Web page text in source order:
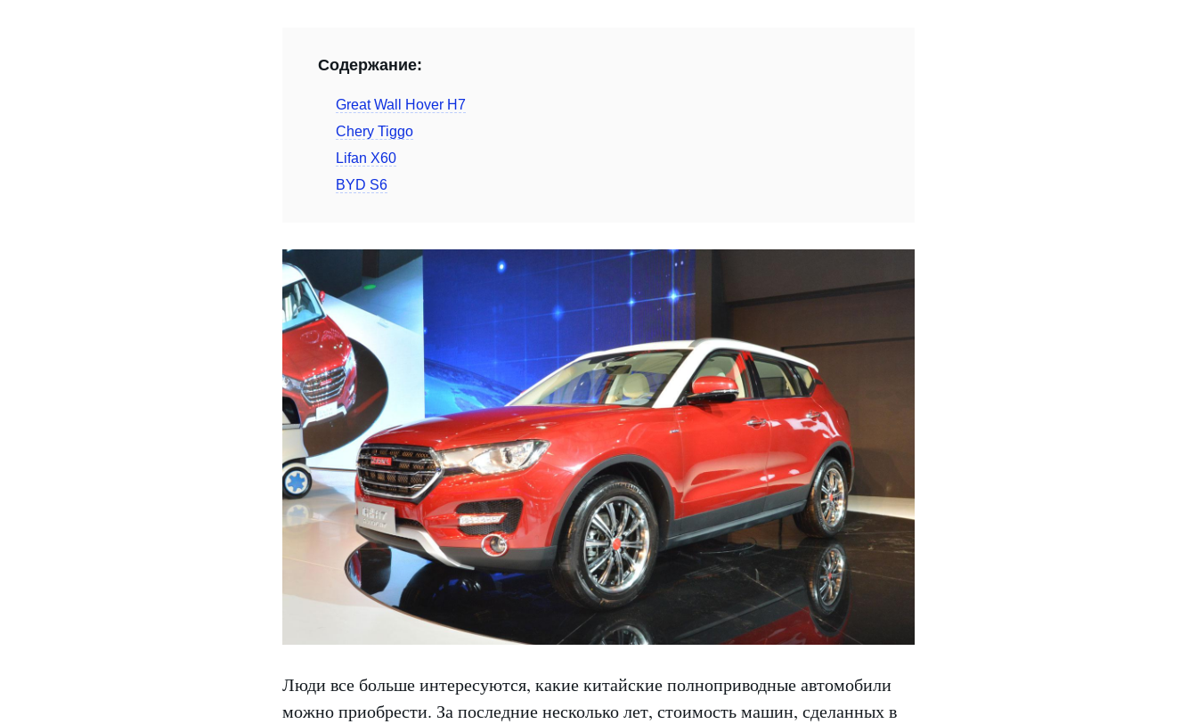
Содержание:
Great Wall Hover H7
Chery Tiggo
Lifan X60
BYD S6
Люди все больше интересуются, какие китайские полноприводные автомобили
можно приобрести. За последние несколько лет, стоимость машин, сделанных в